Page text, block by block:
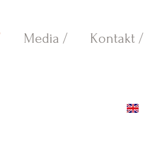
Media / Kontakt /